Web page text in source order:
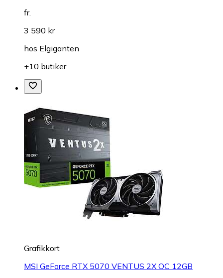
fr.
3 590 kr
hos Elgiganten
+10 butiker
Grafikkort
MSI GeForce RTX 5070 VENTUS 2X OC 12GB